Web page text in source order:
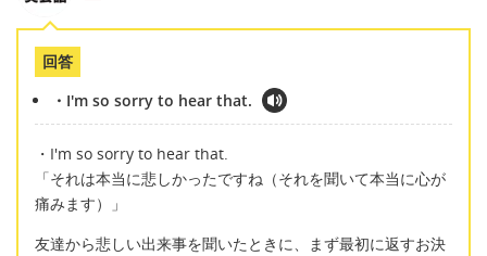
回答
・I'm so sorry to hear that.
・I'm so sorry to hear that.
「それは本当に悲しかったですね（それを聞いて本当に心が
痛みます）」
友達から悲しい出来事を聞いたときに、まず最初に返すお決